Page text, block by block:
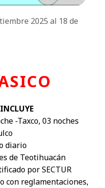
2025 al 18 de
-Taxco, 03 noches
diario
de Teotihuacán
por SECTUR
con reglamentaciones,